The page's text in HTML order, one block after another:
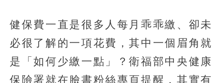
健保費一直是很多人每月乖乖繳、卻未
必很了解的一項花費，其中一個眉角就
是「如何少繳一點」？衛福部中央健康
保險署就在臉書粉絲專頁提醒，其實有